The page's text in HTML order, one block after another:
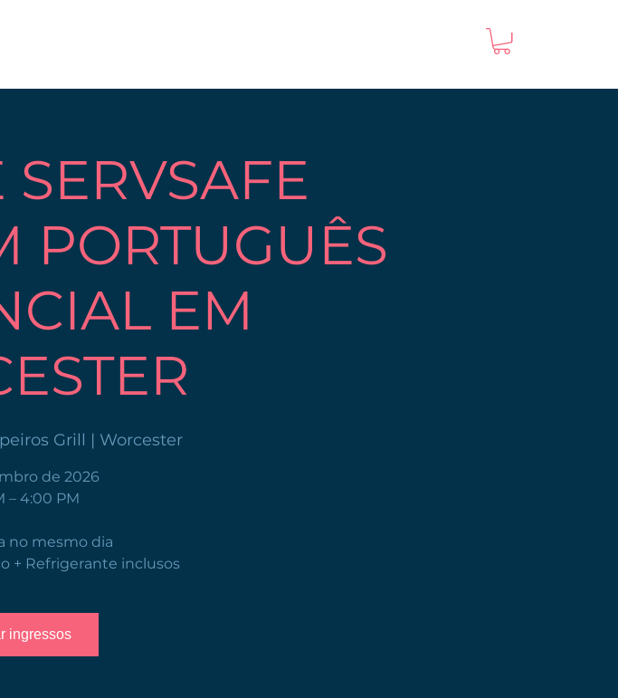
PORTUGUÊS
EM
Grill | Worcester
de 2026
– 4:00 PM
no mesmo dia
+ Refrigerante inclusos
ingressos